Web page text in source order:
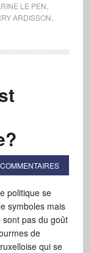
LE PEN
ARDISSON
politique se
symboles mais
pas du goût
de
qui se